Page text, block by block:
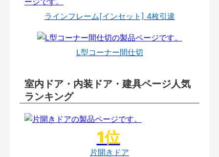
ラインフレーム[インセット] 4枚引違
L型コーナー間仕切
室内ドア・内装ドア・建具ページ人気
ランキング
片開きドア